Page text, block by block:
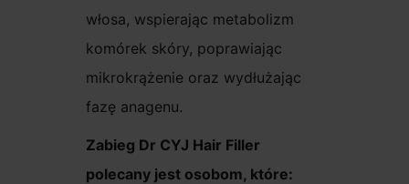
włosa, wspierając metabolizm
komórek skóry, poprawiając
mikrokrążenie oraz wydłużając
fazę anagenu.
Zabieg Dr CYJ Hair Filler
polecany jest osobom, które: